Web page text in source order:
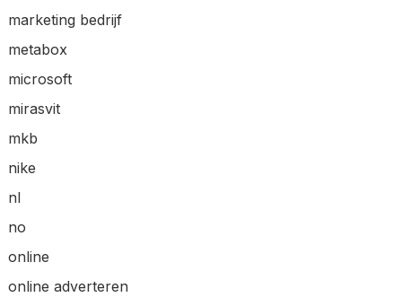
marketing bedrijf
metabox
microsoft
mirasvit
mkb
nike
nl
no
online
online adverteren